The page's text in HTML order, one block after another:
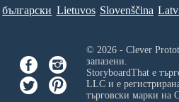
български Lietuvos Slovenščina
© 2026 - Clever
запазени.
StoryboardThat е
LLCи е
търговски марки